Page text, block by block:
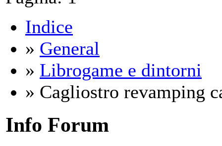
Indice
» General
» Librogame e dintorni
» Cagliostro revamping
Info Forum